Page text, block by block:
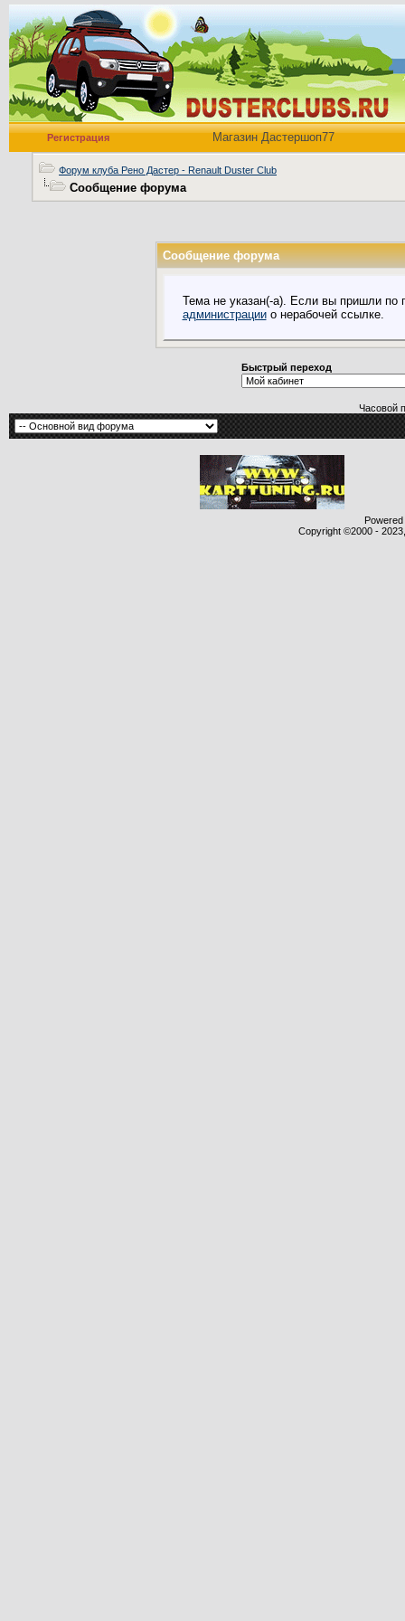
Регистрация Магазин Дастершоп77
Форум клуба Рено Дастер - Renault Duster Club
Сообщение форума
Сообщение форума
Тема не указан(-а). Если вы пришли по
администрациио нерабочей ссылке.
Быстрый переход
Часовой
Copyright ©2000 -